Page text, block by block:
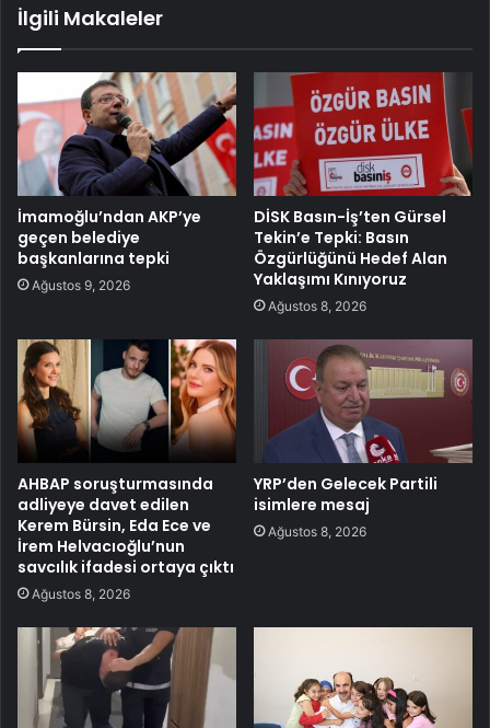
İlgili Makaleler
İmamoğlu’ndan AKP’ye
geçen belediye
başkanlarına tepki
Ağustos 9, 2026
DİSK Basın-İş’ten Gürsel
Tekin’e Tepki: Basın
Özgürlüğünü Hedef Alan
Yaklaşımı Kınıyoruz
Ağustos 8, 2026
AHBAP soruşturmasında
adliyeye davet edilen
Kerem Bürsin, Eda Ece ve
İrem Helvacıoğlu’nun
savcılık ifadesi ortaya çıktı
Ağustos 8, 2026
YRP’den Gelecek Partili
isimlere mesaj
Ağustos 8, 2026